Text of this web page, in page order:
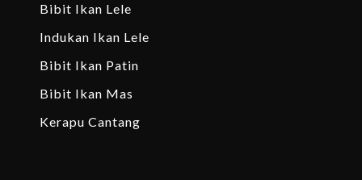
Bibit Ikan Lele
Indukan Ikan Lele
Bibit Ikan Patin
Bibit Ikan Mas
Kerapu Cantang